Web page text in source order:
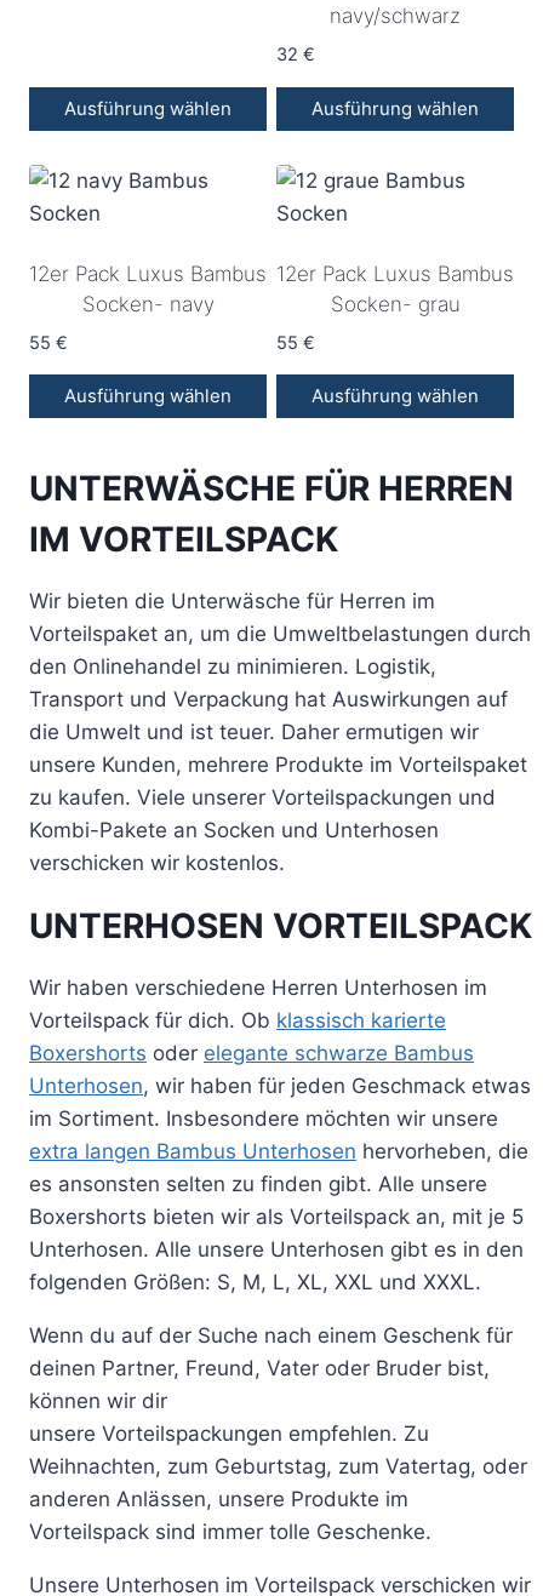
der
Produktseite
werden
Ausführung wählen
Produkt
weist
Varianten
Die
Optionen
können
der
Produktseite
gewählt
navy/schwarz
32 €
Ausführung wählen
Produkt
weist
Varianten
Die
Optionen
können
der
Produktseite
gewählt
12er Pack Luxus Bambus
Socken- navy
55 €
Ausführung wählen
weist
mehrere
auf.
Die
Optionen
können
auf
der
Produktseite
gewählt
werden
12er Pack Luxus Bambus
Socken- grau
55 €
Ausführung wählen
Produkt
weist
mehrere
auf.
Die
Optionen
können
auf
der
Produktseite
gewählt
werden
UNTERWÄSCHE FÜR HERREN
IM VORTEILSPACK
Wir bieten die Unterwäsche für Herren im
Vorteilspaket an, um die Umweltbelastungen durch
den Onlinehandel zu minimieren. Logistik,
Transport und Verpackung hat Auswirkungen auf
die Umwelt und ist teuer. Daher ermutigen wir
unsere Kunden, mehrere Produkte im Vorteilspaket
zu kaufen. Viele unserer Vorteilspackungen und
Kombi-Pakete an Socken und Unterhosen
verschicken wir kostenlos.
UNTERHOSEN VORTEILSPACK
Wir haben verschiedene Herren Unterhosen im
Vorteilspack für dich. Ob klassisch karierte
Boxershorts oder elegante schwarze Bambus
Unterhosen, wir haben für jeden Geschmack etwas
im Sortiment. Insbesondere möchten wir unsere
extra langen Bambus Unterhosen hervorheben, die
es ansonsten selten zu finden gibt. Alle unsere
Boxershorts bieten wir als Vorteilspack an, mit je 5
Unterhosen. Alle unsere Unterhosen gibt es in den
folgenden Größen: S, M, L, XL, XXL und XXXL.
Wenn du auf der Suche nach einem Geschenk für
deinen Partner, Freund, Vater oder Bruder bist,
können wir dir
unsere Vorteilspackungen empfehlen. Zu
Weihnachten, zum Geburtstag, zum Vatertag, oder
anderen Anlässen, unsere Produkte im
Vorteilspack sind immer tolle Geschenke.
Unsere Unterhosen im Vorteilspack verschicken wir